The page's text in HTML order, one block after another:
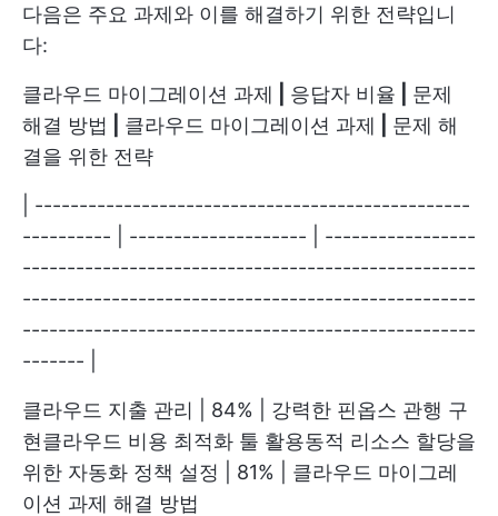
다음은 주요 과제와 이를 해결하기 위한 전략입니
다:
클라우드 마이그레이션 과제 응답자 비율
문제
해결 방법
클라우드 마이그레이션 과제
문제 해
결을 위한 전략
| -------------------------------------------------
---------- | -------------------- | -----------------
---------------------------------------------------
---------------------------------------------------
---------------------------------------------------
------- |
클라우드 지출 관리 | 84% | 강력한 핀옵스 관행 구
현클라우드 비용 최적화 툴 활용동적 리소스 할당을
위한 자동화 정책 설정 | 81% | 클라우드 마이그레
이션 과제 해결 방법